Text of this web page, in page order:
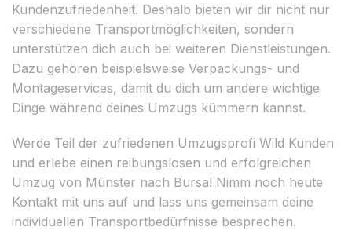
Kundenzufriedenheit. Deshalb bieten wir dir nicht nur
verschiedene Transportmöglichkeiten, sondern
unterstützen dich auch bei weiteren Dienstleistungen.
Dazu gehören beispielsweise Verpackungs- und
Montageservices, damit du dich um andere wichtige
Dinge während deines Umzugs kümmern kannst.
Werde Teil der zufriedenen Umzugsprofi Wild Kunden
und erlebe einen reibungslosen und erfolgreichen
Umzug von Münster nach Bursa! Nimm noch heute
Kontakt mit uns auf und lass uns gemeinsam deine
individuellen Transportbedürfnisse besprechen.